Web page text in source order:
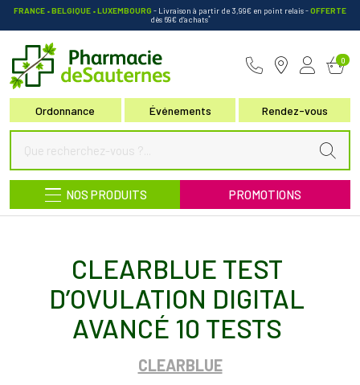
FRANCE • BELGIQUE • LUXEMBOURG - Livraison à partir de 3,99€ en point relais-OFFERTE
dès 69€ d’achats*
Ordonnance Événements Rendez-vous
0
NOS PRODUITS PROMOTIONS
CLEARBLUE TEST
D’OVULATION DIGITAL
AVANCÉ 10 TESTS
CLEARBLUE